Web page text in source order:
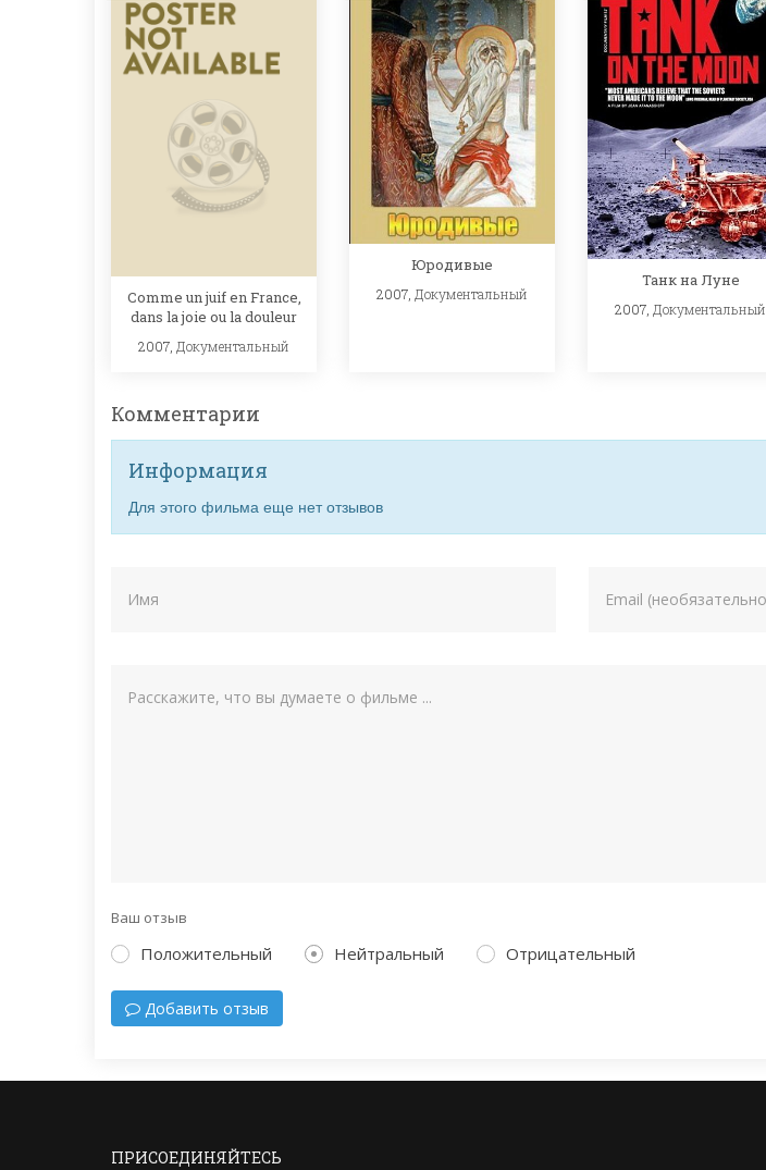
Comme un juif en France,
dans la joie ou la douleur
2007, Документальный
Юродивые
2007, Документальный
Танк на Луне
2007, Документальный
Комментарии
Информация
Для этого фильма еще нет отзывов
Ваш отзыв
Положительный Нейтральный Отрицательный
Добавить отзыв
ПРИСОЕДИНЯЙТЕСЬ